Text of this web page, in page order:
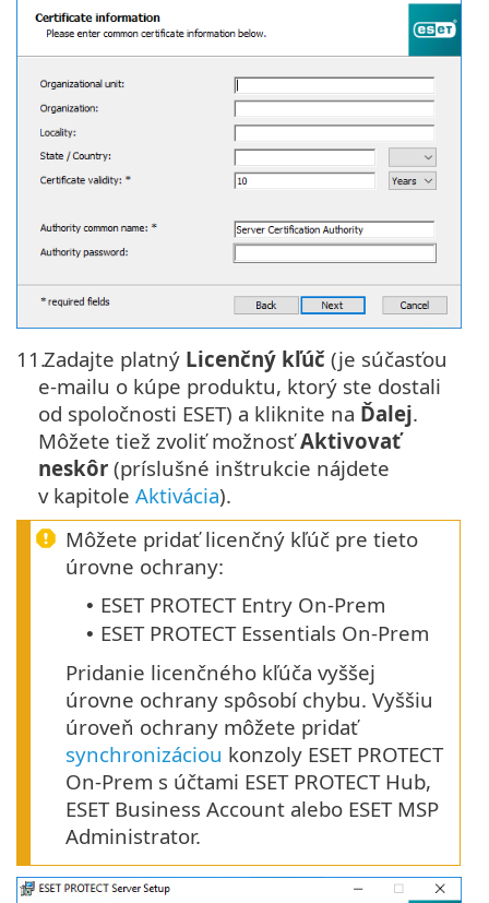
11.Zadajte platný Licenčný kľúč (je súčasťou
e-mailu o kúpe produktu, ktorý ste dostali
od spoločnosti ESET) a kliknite na Ďalej.
Môžete tiež zvoliť možnosťAktivovať
neskôr (príslušné inštrukcie nájdete
v kapitole Aktivácia).
Môžete pridať licenčný kľúč pre tieto
úrovne ochrany:
• ESET PROTECT Entry On-Prem
• ESET PROTECT Essentials On-Prem
Pridanie licenčného kľúča vyššej
úrovne ochrany spôsobí chybu. Vyššiu
úroveň ochrany môžete pridať
synchronizáciou konzoly ESET PROTECT
On-Prem s účtami ESET PROTECT Hub,
ESET Business Account alebo ESET MSP
Administrator.